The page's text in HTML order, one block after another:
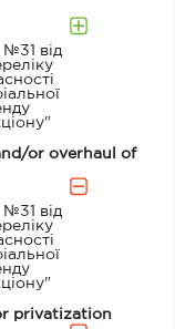
від
or overhaul of
від
privatization